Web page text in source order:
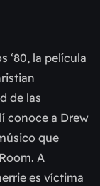
‘80, la película
de las
conoce a Drew
que
A
es víctima